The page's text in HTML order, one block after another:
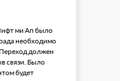
ми Ап было
необходимо
должен
связи. Было
будет